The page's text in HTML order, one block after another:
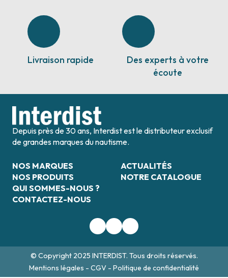
Livraison rapide
Des experts à votre
écoute
Depuis près de 30 ans, Interdist est le distributeur exclusif
de grandes marques du nautisme.
NOS MARQUES
NOS PRODUITS
QUI SOMMES-NOUS ?
CONTACTEZ-NOUS
ACTUALITÉS
NOTRE CATALOGUE
© Copyright 2025 INTERDIST. Tous droits réservés.
Mentions légales - CGV - Politique de confidentialité